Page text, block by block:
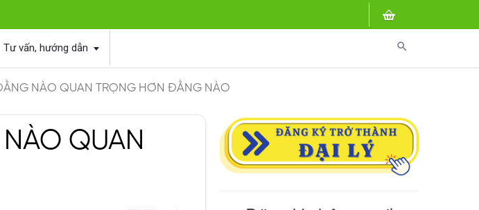
search
Tư vấn, hướng dẫn
NÀO QUAN TRỌNG HƠN ĐẰNG NÀO
QUAN